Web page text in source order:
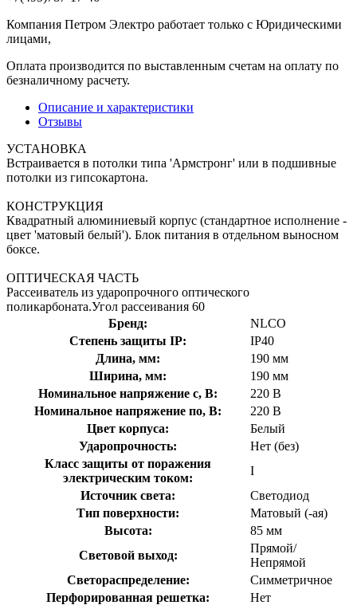
Компания Петром Электро работает только с Юридическими
лицами,
Оплата производится по выставленным счетам на оплату по
безналичному расчету.
Описание и характеристики
Отзывы
УСТАНОВКА
Встраивается в потолки типа 'Армстронг' или в подшивные
потолки из гипсокартона.
КОНСТРУКЦИЯ
Квадратный алюминиевый корпус (стандартное исполнение -
цвет 'матовый белый'). Блок питания в отдельном выносном
боксе.
ОПТИЧЕСКАЯ ЧАСТЬ
Рассеиватель из ударопрочного оптического
поликарбоната.Угол рассеивания 60
Бренд:
NLCO
Степень защиты IP:
IP40
Длина, мм:
190 мм
Ширина, мм:
190 мм
Номинальное напряжение с, В:
220 В
Номинальное напряжение по, В:
220 В
Цвет корпуса:
Белый
Ударопрочность:
Нет (без)
Класс защиты от поражения
электрическим током:
I
Источник света:
Светодиод
Тип поверхности:
Матовый (-ая)
Высота:
85 мм
Световой выход:
Прямой/
Непрямой
Светораспределение:
Симметричное
Перфорированная решетка:
Нет